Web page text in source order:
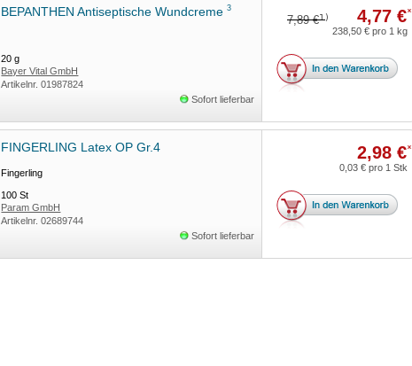
BEPANTHEN Antiseptische Wundcreme3
20g
Bayer Vital GmbH
Artikelnr.01987824
Sofort lieferbar
7,89 €1) 4,77 €*
238,50 € pro 1 kg
FINGERLING Latex OP Gr.4
Fingerling
100St
Param GmbH
Artikelnr.02689744
Sofort lieferbar
2,98 €*
0,03 € pro 1 Stk